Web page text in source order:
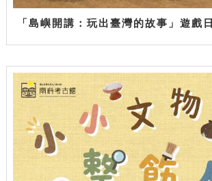
「島嶼開講：玩出臺灣的故事」遊戲日